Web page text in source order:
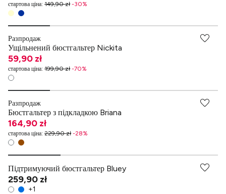
стартова ціна: 149,90 zł -30%
Разпродаж
Ущільнений бюстгальтер Nickita
59,90 zł
стартова ціна: 199,90 zł -70%
Разпродаж
Бюстгальтер з підкладкою Briana
164,90 zł
стартова ціна: 229,90 zł -28%
Підтримуючий бюстгальтер Bluey
259,90 zł
+1